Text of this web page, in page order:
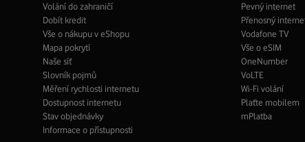
Volání do zahraničí
Dobít kredit
Vše o nákupu v eShopu
Mapa pokrytí
Naše síť
Slovník pojmů
Měření rychlosti internetu
Dostupnost internetu
Stav objednávky
Informace o přístupnosti
Pevný internet
Přenosný
Vodafone TV
Vše o eSIM
OneNumber
VoLTE
Wi-Fi volání
Plaťte mobilem
mPlatba